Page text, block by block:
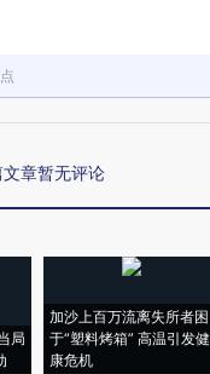
章暂无评论
局
加沙上百万流离失所者困
于“塑料烤箱” 高温引发健
康危机